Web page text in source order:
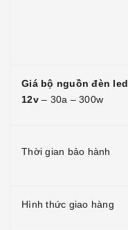
Giá bộ nguồn đèn led
12v– 30a – 300w
Thời gian bảo hành
Hình thức giao hàng